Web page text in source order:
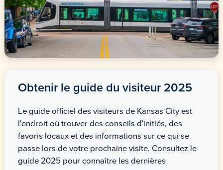
Obtenir le guide du visiteur 2025
Le guide officiel des visiteurs de Kansas City est
l'endroit où trouver des conseils d'initiés, des
favoris locaux et des informations sur ce qui se
passe lors de votre prochaine visite. Consultez le
guide 2025 pour connaître les dernières